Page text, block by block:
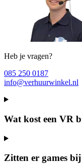
Heb je vragen?
085 250 0187
info@verhuurwinkel.nl
Wat kost een VR
Zitten er games